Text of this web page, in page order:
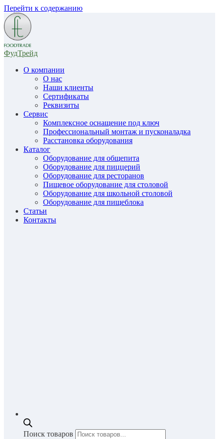
Перейти к содержанию
ФудТрейд
О компании
О нас
Наши клиенты
Сертификаты
Реквизиты
Сервис
Комплексное оснащение под ключ
Профессиональный монтаж и пусконаладка
Расстановка оборудования
Каталог
Оборудование для общепита
Оборудование для пиццерий
Оборудование для ресторанов
Пищевое оборудование для столовой
Оборудование для школьной столовой
Оборудование для пищеблока
Статьи
Контакты
Поиск товаров